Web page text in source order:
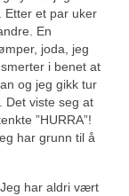
Etter et par uker
En
joda, jeg
i benet at
og jeg gikk tur
Det viste seg at
”HURRA”!
har grunn til å
har aldri vært